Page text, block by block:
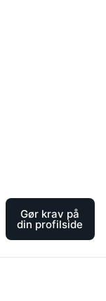
Gør krav på
din profilside